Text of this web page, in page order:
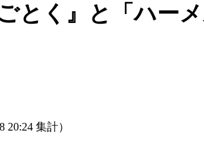
とく』と「ハーメ
20:24 集計）